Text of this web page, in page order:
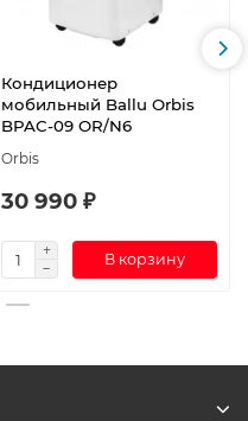
Кондиционер
мобильный Ballu Orbis
BPAC-09 OR/N6
Orbis
30 990 ₽
В корзину